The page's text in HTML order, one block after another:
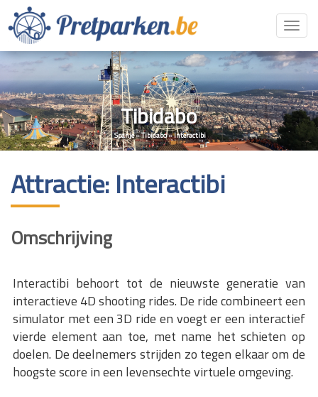
Tibidabo
Spanje»Tibidabo»Interactibi
Attractie: Interactibi
Omschrijving
Interactibi behoort tot de nieuwste generatie van
interactieve 4D shooting rides. De ride combineert een
simulator met een 3D ride en voegt er een interactief
vierde element aan toe, met name het schieten op
doelen. De deelnemers strijden zo tegen elkaar om de
hoogste score in een levensechte virtuele omgeving.